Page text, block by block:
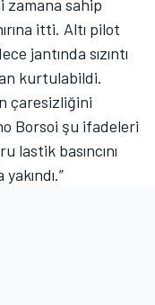
zamana sahip
itti. Altı pilot
jantında sızıntı
kurtulabildi.
çaresizliğini
Borsoi şu ifadeleri
lastik basıncını